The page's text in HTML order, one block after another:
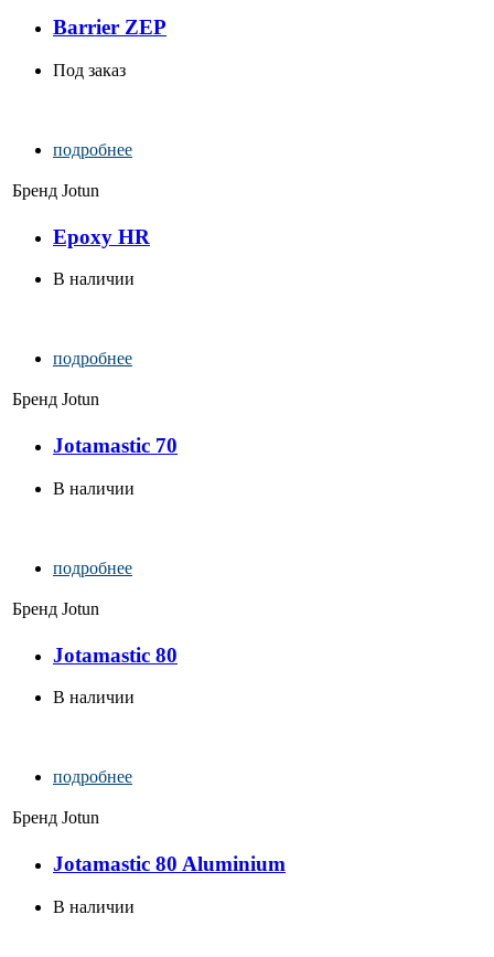
Barrier ZEP
Под заказ
подробнее
Бренд Jotun
Epoxy HR
В наличии
подробнее
Бренд Jotun
Jotamastic 70
В наличии
подробнее
Бренд Jotun
Jotamastic 80
В наличии
подробнее
Бренд Jotun
Jotamastic 80 Aluminium
В наличии